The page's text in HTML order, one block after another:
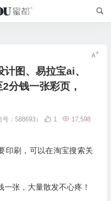
图、易拉宝ai、
分钱一张彩页，
：588693） 17,598
1
印刷，可以在淘宝搜索关
张，大量散发不心疼！